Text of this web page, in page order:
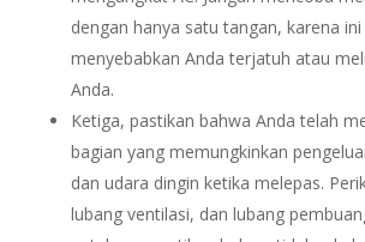
dengan hanya satu tangan, karena
menyebabkan Anda terjatuh atau
Anda.
Ketiga, pastikan bahwa Anda telah
bagian yang memungkinkan
dan udara dingin ketika melepas.
lubang ventilasi, dan lubang